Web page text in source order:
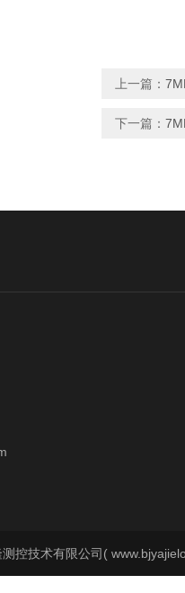
上一篇：
下一篇：
控技术有限公司(